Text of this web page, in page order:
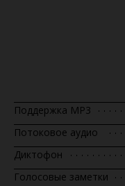
Поддержка MP3
Потоковое аудио
Диктофон
Голосовые заметки